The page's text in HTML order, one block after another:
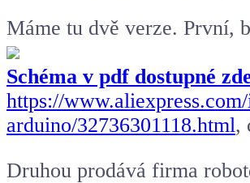
Máme tu dvě verze. První,
Schéma v pdf dostupné
https://
arduino/32736301118.html,
Druhou prodává firma